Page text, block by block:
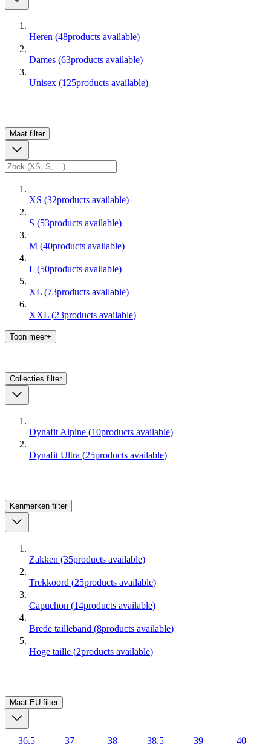
Heren (48products available)
Dames (63products available)
Unisex (125products available)
Maat filter
XS (32products available)
S (53products available)
M (40products available)
L (50products available)
XL (73products available)
XXL (23products available)
Toon meer+
Collecties filter
Dynafit Alpine (10products available)
Dynafit Ultra (25products available)
Kenmerken filter
Zakken (35products available)
Trekkoord (25products available)
Capuchon (14products available)
Brede tailleband (8products available)
Hoge taille (2products available)
Maat EU filter
36.5 37 38 38.5 39 40